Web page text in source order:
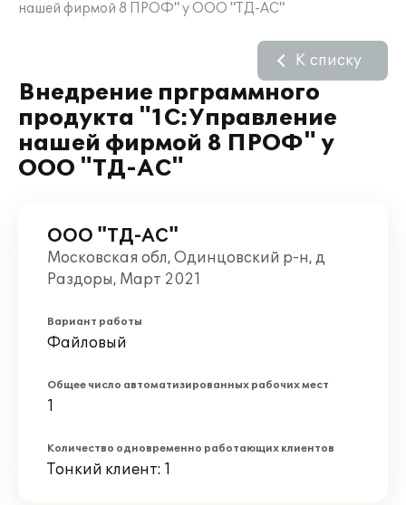
нашей фирмой 8 ПРОФ" у ООО "ТД-АС"
Внедрение прграммного
продукта "1С:Управление
нашей фирмой 8 ПРОФ" у
ООО "ТД-АС"
К списку
ООО "ТД-АС"
Московская обл, Одинцовский р-н, д
Раздоры, Март 2021
Вариант работы
Файловый
Общее число автоматизированных рабочих мест
1
Количество одновременно работающих клиентов
Тонкий клиент: 1